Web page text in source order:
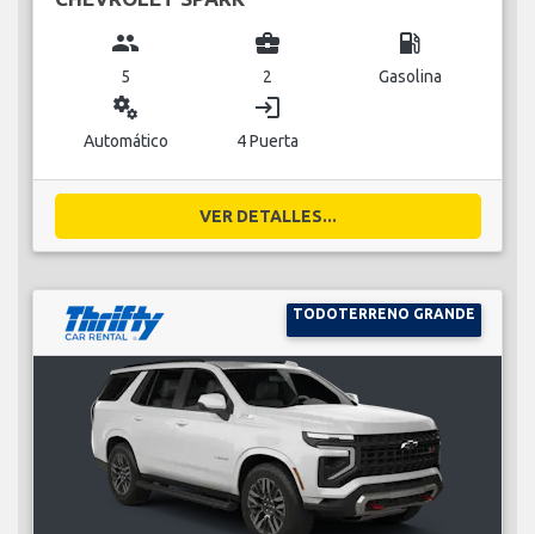
group
5
business_center
2
local_gas_station
Gasolina
miscellaneous_services
Automático
login
4 Puerta
VER DETALLES...
TODOTERRENO GRANDE